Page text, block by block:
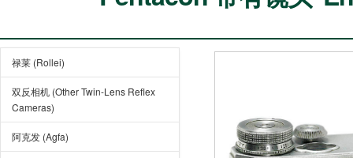
禄莱 (Rollei)
双反相机 (Other Twin-Lens Reflex
Cameras)
阿克发 (Agfa)